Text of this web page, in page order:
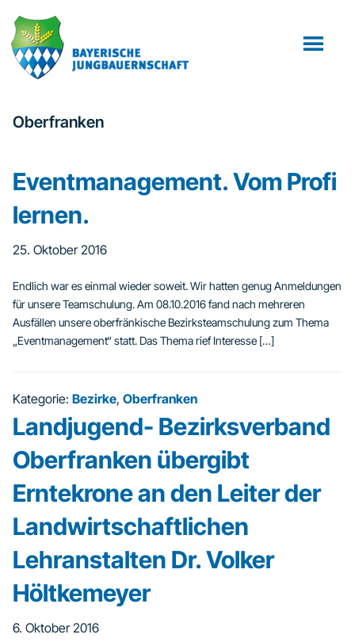
Inhalt
springen
Fußzeile
springen
Oberfranken
Eventmanagement. Vom Profi
lernen.
25. Oktober 2016
Endlich war es einmal wieder soweit. Wir hatten genug Anmeldungen
für unsere Teamschulung. Am 08.10.2016 fand nach mehreren
Ausfällen unsere oberfränkische Bezirksteamschulung zum Thema
„Eventmanagement“ statt. Das Thema rief Interesse […]
Kategorie: Bezirke, Oberfranken
Landjugend- Bezirksverband
Oberfranken übergibt
Erntekrone an den Leiter der
Landwirtschaftlichen
Lehranstalten Dr. Volker
Höltkemeyer
6. Oktober 2016